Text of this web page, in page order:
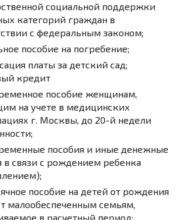
социальной поддержки
категорий граждан в
с федеральным законом;
пособие на погребение;
платы за детский сад;
кредит
пособие женщинам,
на учете в медицинских
г. Москвы, до 20-й недели
пособия и иные денежные
в связи с рождением ребенка
пособие на детей от рождения
малообеспеченным семьям,
в расчетный период;